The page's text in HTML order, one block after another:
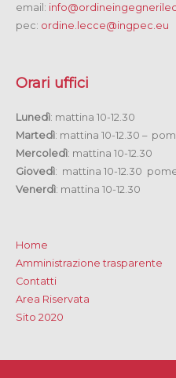
email:
pec: ordine.lecce@ingpec.eu
Orari uffici
Lunedì: mattina 10-12.30
Martedì: mattina 10-12.30 –
Mercoledì: mattina 10-12.30
Giovedì: mattina 10-12.30
Venerdì: mattina 10-12.30
Home
Amministrazione trasparente
Contatti
Area Riservata
Sito 2020